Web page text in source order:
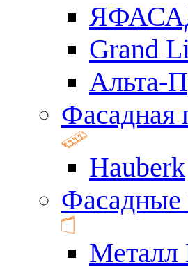
Grand
Альта-
Фасадная
Hauberk
Фасадные
Металл